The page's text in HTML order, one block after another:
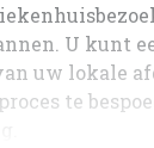
U kunt
uw lokale
te